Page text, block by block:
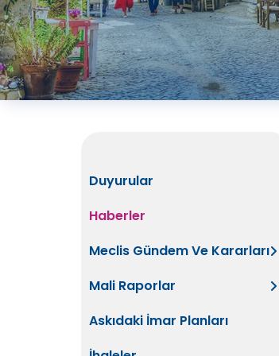
Duyurular
Haberler
Meclis Gündem Ve Kararları
Mali Raporlar
Askıdaki İmar Planları